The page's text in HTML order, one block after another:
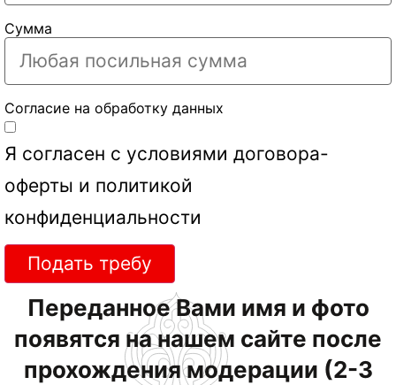
Сумма
Согласие на обработку данных
Я согласен с условиями договора-
оферты и политикой
конфиденциальности
Подать требу
Переданное Вами имя и фото
появятся на нашем сайте после
прохождения модерации (2-3